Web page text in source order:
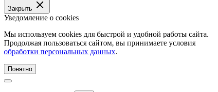
Закрыть
Уведомление о cookies
Мы используем cookies для быстрой и удобной работы сайта.
Продолжая пользоваться сайтом, вы принимаете условия
обработки персональных данных.
Понятно